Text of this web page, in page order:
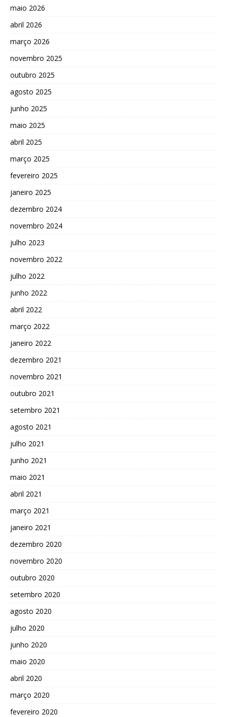
maio 2026
abril 2026
março 2026
novembro 2025
outubro 2025
agosto 2025
junho 2025
maio 2025
abril 2025
março 2025
fevereiro 2025
janeiro 2025
dezembro 2024
novembro 2024
julho 2023
novembro 2022
julho 2022
junho 2022
abril 2022
março 2022
janeiro 2022
dezembro 2021
novembro 2021
outubro 2021
setembro 2021
agosto 2021
julho 2021
junho 2021
maio 2021
abril 2021
março 2021
janeiro 2021
dezembro 2020
novembro 2020
outubro 2020
setembro 2020
agosto 2020
julho 2020
junho 2020
maio 2020
abril 2020
março 2020
fevereiro 2020